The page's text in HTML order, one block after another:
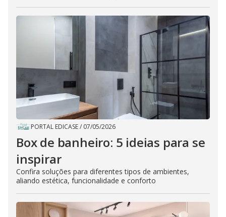
PORTAL EDICASE/ 07/05/2026
Box de banheiro: 5 ideias para se
inspirar
Confira soluções para diferentes tipos de ambientes,
aliando estética, funcionalidade e conforto